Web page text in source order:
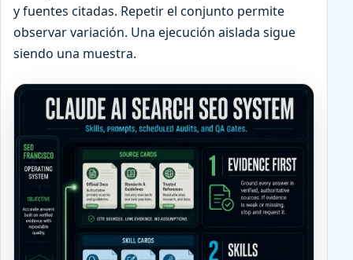
y fuentes citadas. Repetir el conjunto permite
observar variación. Una ejecución aislada sigue
siendo una muestra.